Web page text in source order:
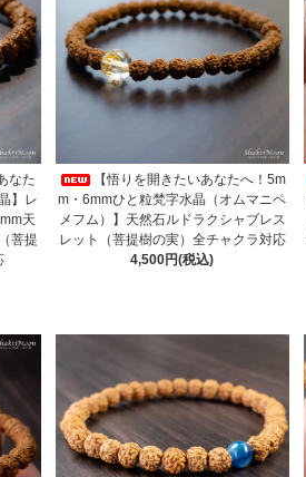
なた
】レ
天
菩提
【悟りを開きたいあなたへ！5m
m・6mmひと粒梵字水晶（オムマニペ
メフム）】天然石ルドラクシャブレス
レット（菩提樹の実）全チャクラ対応
4,500円(税込)